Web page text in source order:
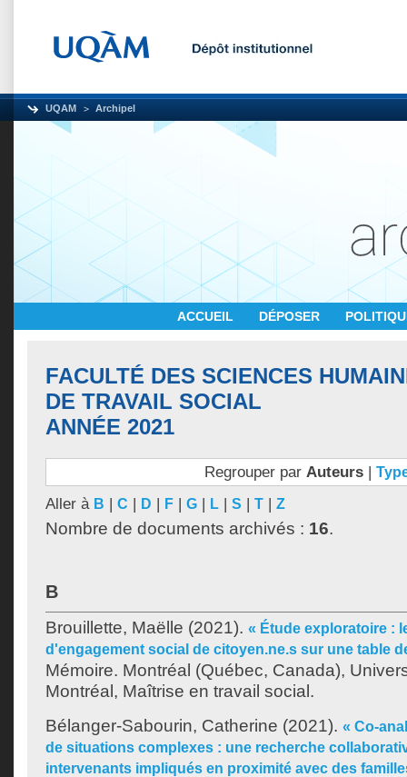
UQAM Archipel
ACCUEIL DÉPOSER
FACULTÉ DES SCIENCES
DE TRAVAIL SOCIAL
ANNÉE 2021
Regrouper par Auteurs|
Aller à B | C | D | F | G | L | S | T | Z
Nombre de documents archivés : 16.
B
Brouillette, Maëlle (2021). « Étude exploratoire :
d'engagement social de citoyen.ne.s sur une table
Mémoire. Montréal (Québec, Canada),
Montréal, Maîtrise en travail social.
Bélanger-Sabourin, Catherine (2021). « Co-
de situations complexes : une recherche
intervenants impliqués en proximité avec des